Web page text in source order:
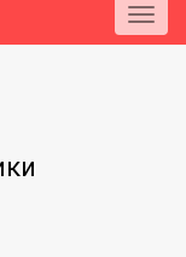
Menu